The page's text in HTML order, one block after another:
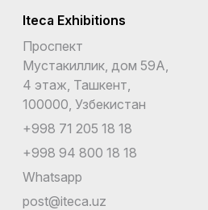
Iteca Exhibitions
Проспект
Мустакиллик, дом 59А,
4 этаж, Ташкент,
100000, Узбекистан
+998 71 205 18 18
+998 94 800 18 18
Whatsapp
post@iteca.uz